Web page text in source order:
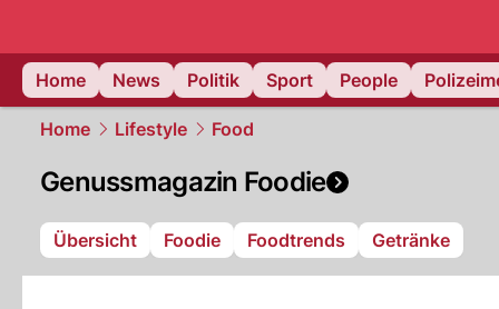
Home News Politik Sport People
Home Lifestyle Food
Genussmagazin Foodie
Übersicht Foodie Foodtrends Getränke